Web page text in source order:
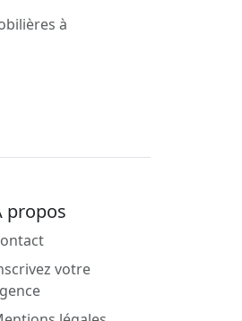
à
propos
votre